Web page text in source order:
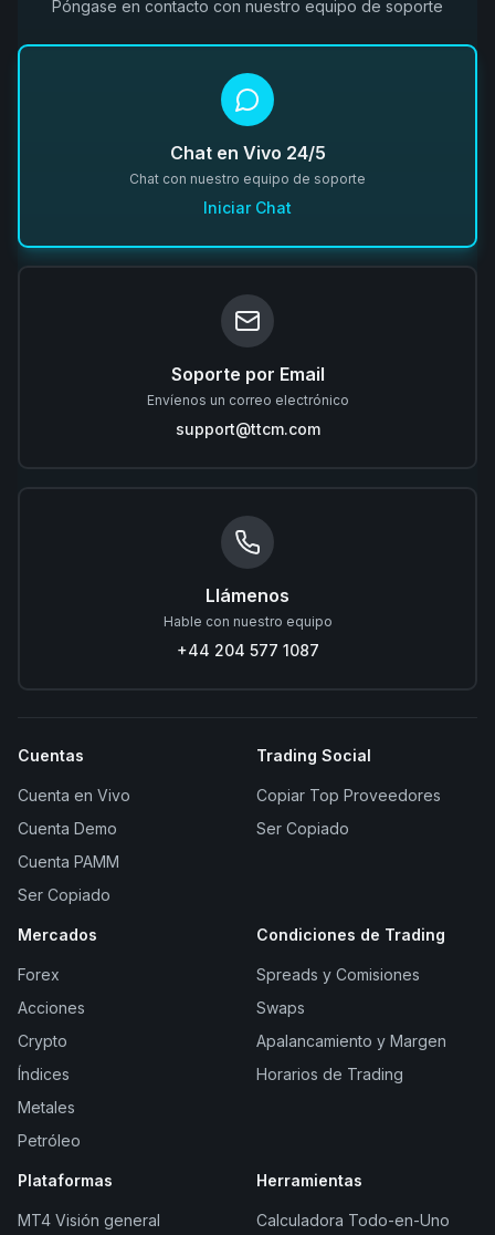
Póngase en contacto con nuestro equipo de soporte
Chat en Vivo 24/5
Chat con nuestro equipo de soporte
Iniciar Chat
Soporte por Email
Envíenos un correo electrónico
support@ttcm.com
Llámenos
Hable con nuestro equipo
+44 204 577 1087
Cuentas
Cuenta en Vivo
Cuenta Demo
Cuenta PAMM
Ser Copiado
Trading Social
Copiar Top Proveedores
Ser Copiado
Mercados
Forex
Acciones
Crypto
Índices
Metales
Petróleo
Condiciones de Trading
Spreads y Comisiones
Swaps
Apalancamiento y Margen
Horarios de Trading
Plataformas
MT4 Visión general
Herramientas
Calculadora Todo-en-Uno